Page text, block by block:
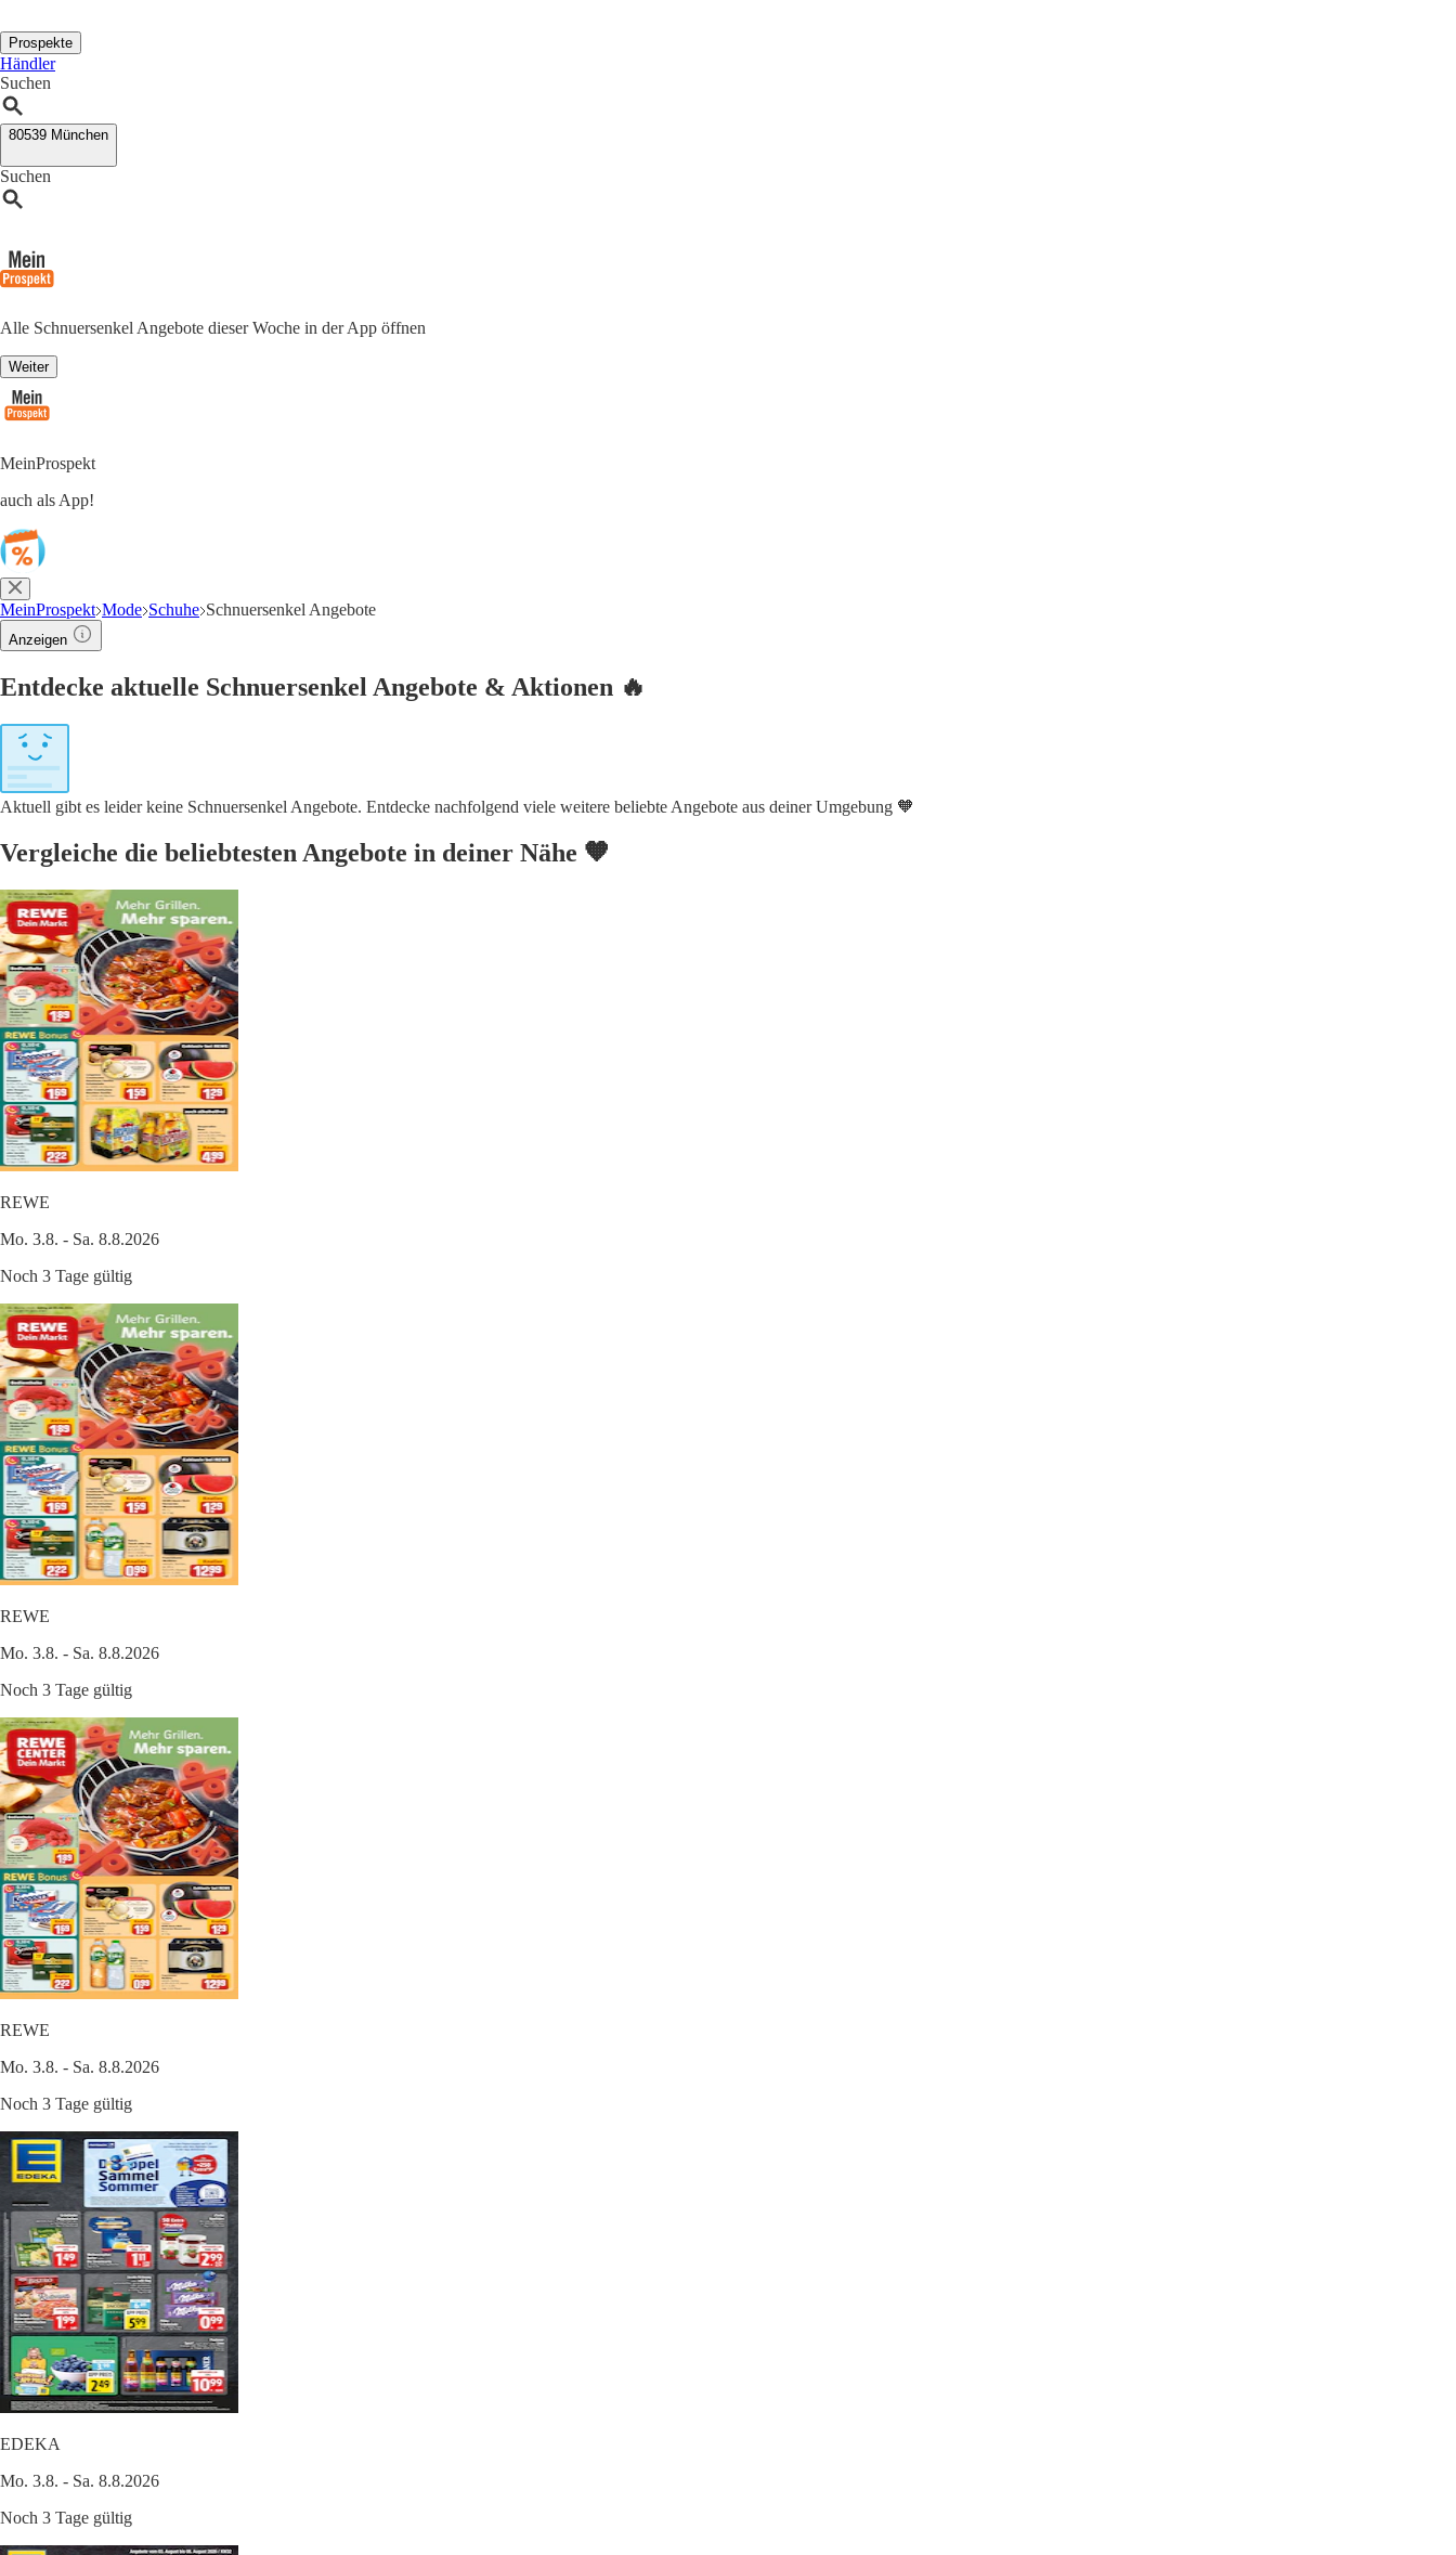
Prospekte
Händler
Suchen
80539 München
Suchen
Alle Schnuersenkel Angebote dieser Woche in der App öffnen
Weiter
MeinProspekt
auch als App!
MeinProspekt Mode Schuhe Schnuersenkel Angebote
Anzeigen
Entdecke aktuelle Schnuersenkel Angebote & Aktionen 🔥
Aktuell gibt es leider keine Schnuersenkel Angebote. Entdecke nachfolgend viele weitere beliebte Angebote aus deiner Umgebung 🧡
Vergleiche die beliebtesten Angebote in deiner Nähe 🧡
REWE
Mo. 3.8. - Sa. 8.8.2026
Noch 3 Tage gültig
REWE
Mo. 3.8. - Sa. 8.8.2026
Noch 3 Tage gültig
REWE
Mo. 3.8. - Sa. 8.8.2026
Noch 3 Tage gültig
EDEKA
Mo. 3.8. - Sa. 8.8.2026
Noch 3 Tage gültig